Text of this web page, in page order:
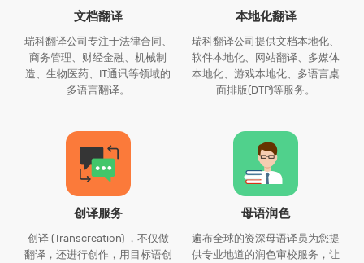
文档翻译
瑞科翻译公司专注于法律合同、
商务管理、财经金融、机械制
造、生物医药、IT通讯等领域的
多语言翻译。
本地化翻译
瑞科翻译公司提供文档本地化、
软件本地化、网站翻译、多媒体
本地化、游戏本地化、多语言桌
面排版(DTP)等服务。
创译服务
创译 (Transcreation) ，不仅做
翻译，还进行创作，用目标语创
母语润色
遍布全球的资深母语译员为您提
供专业地道的润色审校服务，让